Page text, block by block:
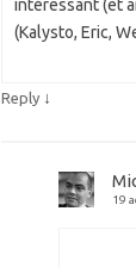
intéressant (et
(Kalysto, Eric,
Reply ↓
19